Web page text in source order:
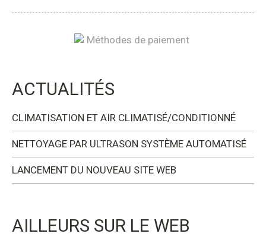
ACTUALITÉS
CLIMATISATION ET AIR CLIMATISÉ/CONDITIONNÉ
NETTOYAGE PAR ULTRASON SYSTÈME AUTOMATISÉ
LANCEMENT DU NOUVEAU SITE WEB
AILLEURS SUR LE WEB